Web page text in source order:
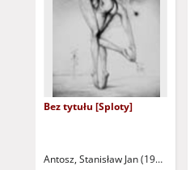
Bez tytułu [Sploty]
Antosz, Stanisław Jan (1949-2004)